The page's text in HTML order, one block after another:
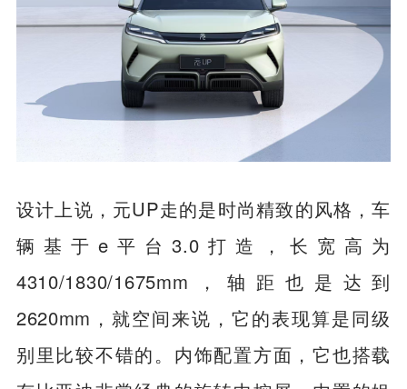
设计上说，元UP走的是时尚精致的风格，车
辆基于e平台3.0打造，长宽高为
4310/1830/1675mm，轴距也是达到
2620mm，就空间来说，它的表现算是同级
别里比较不错的。内饰配置方面，它也搭载